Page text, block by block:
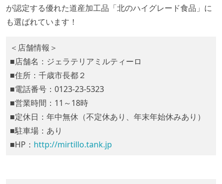
が認定する優れた道産加工品「北のハイグレード食品」に
も選ばれています！
＜店舗情報＞
■店舗名：ジェラテリアミルティーロ
■住所：千歳市長都２
■電話番号：0123-23-5323
■営業時間：11～18時
■定休日：年中無休（不定休あり、年末年始休みあり）
■駐車場：あり
■HP： http://mirtillo.tank.jp